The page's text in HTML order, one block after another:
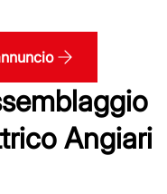
Angiari